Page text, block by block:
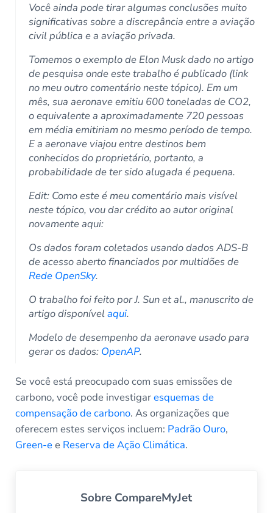
Você ainda pode tirar algumas conclusões muito
significativas sobre a discrepância entre a aviação
civil pública e a aviação privada.
Tomemos o exemplo de Elon Musk dado no artigo
de pesquisa onde este trabalho é publicado (link
no meu outro comentário neste tópico). Em um
mês, sua aeronave emitiu 600 toneladas de CO2,
o equivalente a aproximadamente 720 pessoas
em média emitiriam no mesmo período de tempo.
E a aeronave viajou entre destinos bem
conhecidos do proprietário, portanto, a
probabilidade de ter sido alugada é pequena.
Edit: Como este é meu comentário mais visível
neste tópico, vou dar crédito ao autor original
novamente aqui:
Os dados foram coletados usando dados ADS-B
de acesso aberto financiados por multidões de
Rede OpenSky.
O trabalho foi feito por J. Sun et al., manuscrito de
artigo disponívelaqui.
Modelo de desempenho da aeronave usado para
gerar os dados: OpenAP.
Se você está preocupado com suas emissões de
carbono, você pode investigaresquemas de
compensação de carbono. As organizações que
oferecem estes serviços incluem: Padrão Ouro,
Green-ee Reserva de Ação Climática.
Sobre CompareMyJet